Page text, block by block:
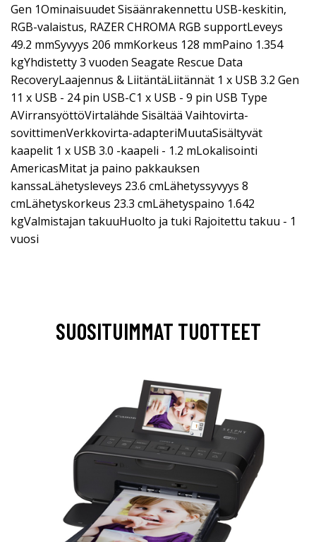
Gen 1Ominaisuudet Sisäänrakennettu USB-keskitin,
RGB-valaistus, RAZER CHROMA RGB supportLeveys
49.2 mmSyvyys 206 mmKorkeus 128 mmPaino 1.354
kgYhdistetty 3 vuoden Seagate Rescue Data
RecoveryLaajennus & LiitäntäLiitännät 1 x USB 3.2 Gen
11 x USB - 24 pin USB-C1 x USB - 9 pin USB Type
AVirransyöttöVirtalähde Sisältää Vaihtovirta-
sovittimenVerkkovirta-adapteriMuutaSisältyvät
kaapelit 1 x USB 3.0 -kaapeli - 1.2 mLokalisointi
AmericasMitat ja paino pakkauksen
kanssaLähetysleveys 23.6 cmLähetyssyvyys 8
cmLähetyskorkeus 23.3 cmLähetyspaino 1.642
kgValmistajan takuuHuolto ja tuki Rajoitettu takuu - 1
vuosi
SUOSITUIMMAT TUOTTEET